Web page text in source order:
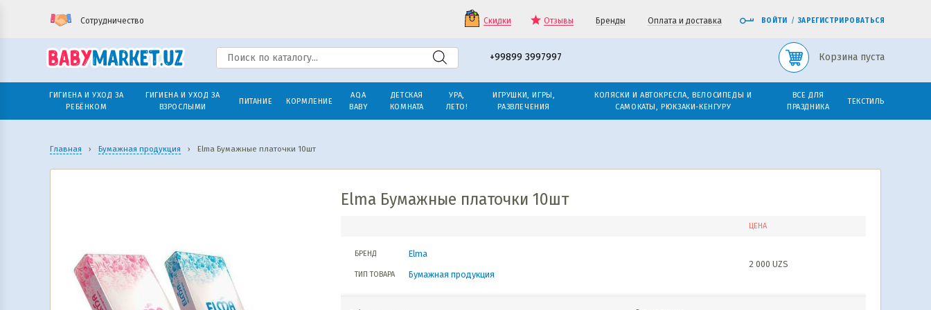
Сотрудничество Скидки Отзывы Бренды Оплата и доставка ВОЙТИ / ЗАРЕГИСТРИРОВАТЬСЯ
+99899 3997997 Корзина пуста
ГИГИЕНА И УХОД ЗА
РЕБЁНКОМ
ГИГИЕНА И УХОД ЗА
ВЗРОСЛЫМИ
ПИТАНИЕ КОРМЛЕНИЕ
AQA
BABY
ДЕТСКАЯ
КОМНАТА
УРА,
ЛЕТО!
ИГРУШКИ, ИГРЫ,
РАЗВЛЕЧЕНИЯ
КОЛЯСКИ И АВТОКРЕСЛА, ВЕЛОСИПЕДЫ И
САМОКАТЫ, РЮКЗАКИ-КЕНГУРУ
ВСЕ ДЛЯ
ПРАЗДНИКА
ТЕКСТИЛЬ
Главная › Бумажная продукция › Elma Бумажные платочки 10шт
Elma Бумажные платочки 10шт
ЦЕНА
БРЕНД Elma
ТИП ТОВАРА Бумажная продукция
2 000UZS